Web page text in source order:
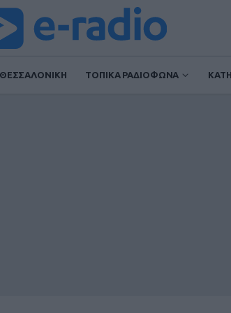
ΘΕΣΣΑΛΟΝΙΚΗ ΤΟΠΙΚΑ ΡΑΔΙΟΦΩΝΑ